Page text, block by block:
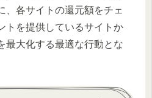
、各サイトの還元額をチェ
トを提供しているサイトか
最大化する最適な行動とな